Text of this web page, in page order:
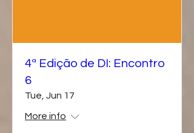
4ª Edição de DI: Encontro
6
Tue, Jun 17
More info